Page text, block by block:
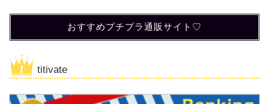
おすすめプチプラ通販サイト♡
titivate